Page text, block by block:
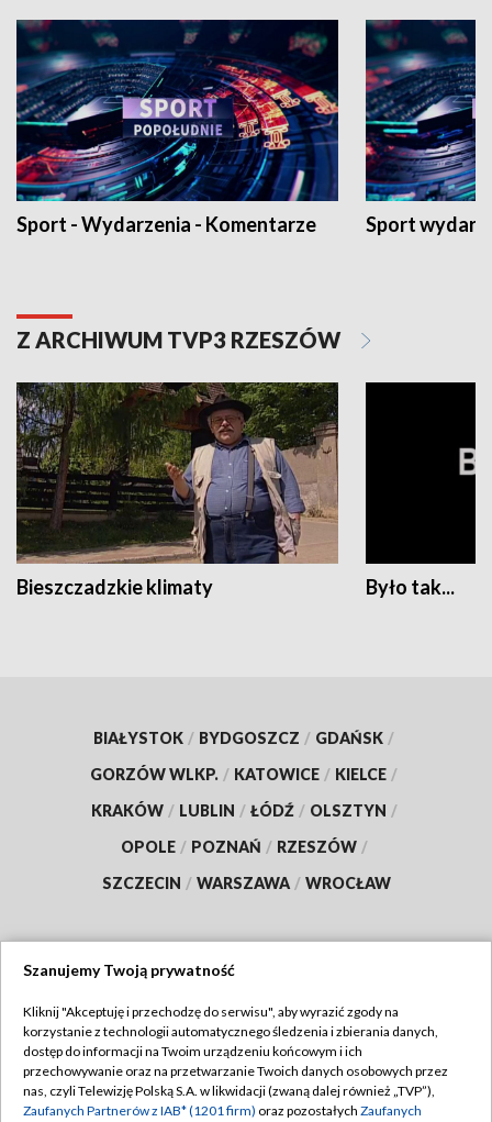
Sport - Wydarzenia - Komentarze Sport
Z ARCHIWUM TVP3 RZESZÓW
Bieszczadzkie klimaty Było tak...
BIAŁYSTOK / BYDGOSZCZ / GDAŃSK /
GORZÓW WLKP. / KATOWICE / KIELCE /
KRAKÓW / LUBLIN / ŁÓDŹ / OLSZTYN /
OPOLE / POZNAŃ / RZESZÓW /
SZCZECIN / WARSZAWA / WROCŁAW
TVP
Abonament TVP
Emisja w TVP
Regulamin TVP
Polityka prywatności
Szanujemy Twoją prywatność
Kliknij "Akceptuję i przechodzę do serwisu", aby wyrazić zgody na
korzystanie z technologii automatycznego śledzenia i zbierania danych,
dostęp do informacji na Twoim urządzeniu końcowym i ich
przechowywanie oraz na przetwarzanie Twoich danych osobowych przez
nas, czyli Telewizję Polską S.A. w likwidacji (zwaną dalej również „TVP”),
Zaufanych Partnerów z IAB* (1201 firm) oraz pozostałych Zaufanych